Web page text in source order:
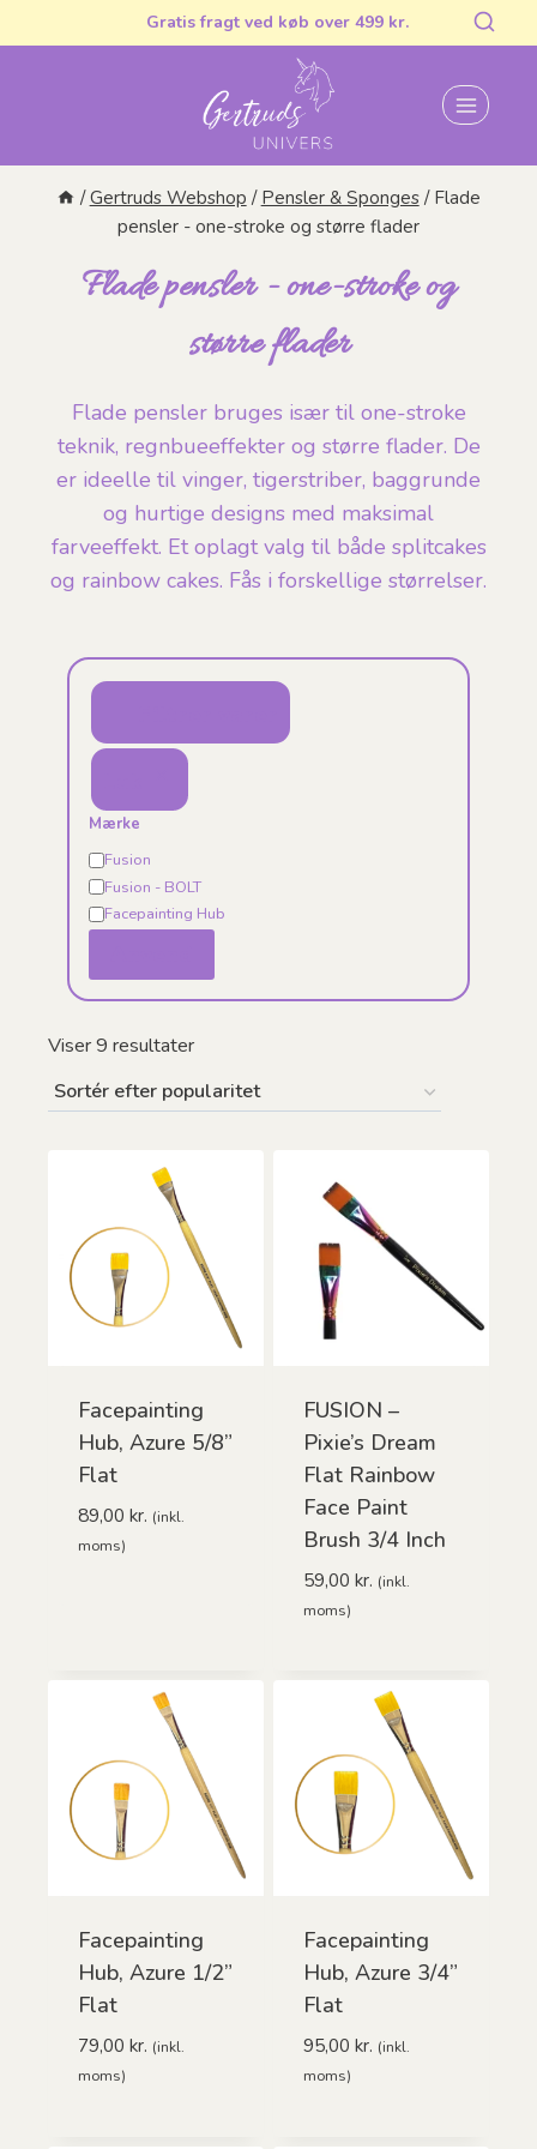
til
Gratis fragt ved køb over 499 kr.
/ Gertruds Webshop / Pensler & Sponges / Flade
pensler - one-stroke og større flader
Flade pensler - one-stroke og
større flader
Flade pensler bruges især til one-stroke
teknik, regnbueeffekter og større flader. De
er ideelle til vinger, tigerstriber, baggrunde
og hurtige designs med maksimal
farveeffekt. Et oplagt valg til både splitcakes
og rainbow cakes. Fås i forskellige størrelser.
Viser 9 resultaterSorteret
efter
popularitet
Facepainting
Hub, Azure 5/8”
Flat
89,00 kr. (inkl.
moms)
FUSION –
Pixie’s Dream
Flat Rainbow
Face Paint
Brush 3/4 Inch
59,00 kr. (inkl.
moms)
Facepainting
Hub, Azure 1/2”
Flat
79,00 kr. (inkl.
moms)
Facepainting
Hub, Azure 3/4”
Flat
95,00 kr. (inkl.
moms)
Mærke
Mærke
Fusion
Fusion - BOLT
Facepainting Hub